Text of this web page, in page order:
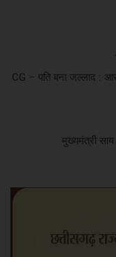
CG – पति बना जल्लाद :
मुख्यमंत्री साय